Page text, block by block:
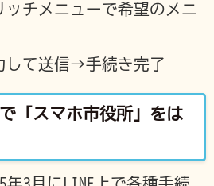
ッチメニューで希望のメニ
して送信→手続き完了
で「スマホ市役所」をは